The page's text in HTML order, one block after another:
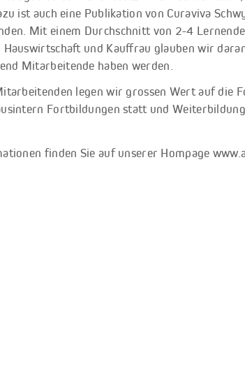
ist auch eine Publikation von Curaviva
Mit einem Durchschnitt von 2-4
Hauswirtschaft und Kauffrau glauben wir
Mitarbeitende haben werden.
legen wir grossen Wert auf die
Fortbildungen statt und
finden Sie auf unserer Hompage